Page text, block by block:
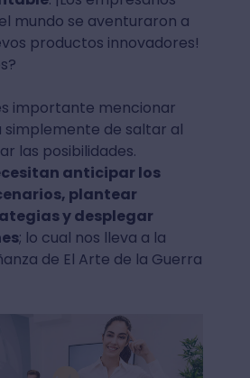
mundo se aventuraron a
productos innovadores!
importante mencionar
simplemente de saltar al
las posibilidades.
anticipar los
plantear
y desplegar
; lo cual nos lleva a la
de El Arte de la Guerra